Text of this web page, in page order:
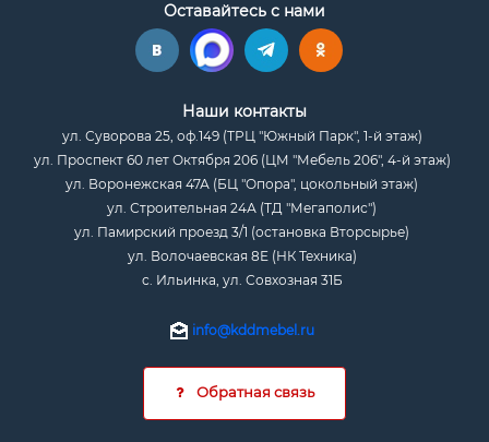
Оставайтесь с нами
Наши контакты
ул. Суворова 25, оф.149 (ТРЦ "Южный Парк", 1-й этаж)
ул. Проспект 60 лет Октября 206 (ЦМ "Мебель 206", 4-й этаж)
ул. Воронежская 47А (БЦ "Опора", цокольный этаж)
ул. Строительная 24А (ТД "Мегаполис")
ул. Памирский проезд 3/1 (остановка Вторсырье)
ул. Волочаевская 8Е (НК Техника)
с. Ильинка, ул. Совхозная 31Б
info@kddmebel.ru
Обратная связь